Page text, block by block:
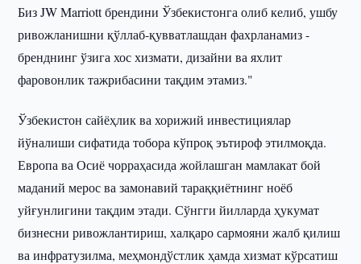
Биз JW Marriott брендини Ўзбекистонга олиб келиб, ушбу
ривожланишни қўллаб-қувватлашдан фахрланамиз -
бренднинг ўзига хос хизмати, дизайни ва яхлит
фаровонлик тажрибасини тақдим этамиз."
Ўзбекистон сайёҳлик ва хорижий инвестициялар
йўналиши сифатида тобора кўпроқ эътироф этилмоқда.
Европа ва Осиё чорраҳасида жойлашган мамлакат бой
маданий мерос ва замонавий тараққиётнинг ноёб
уйғунлигини тақдим этади. Сўнгги йилларда ҳукумат
бизнесни ривожлантириш, халқаро сармояни жалб қилиш
ва инфратузилма, меҳмондўстлик ҳамда хизмат кўрсатиш